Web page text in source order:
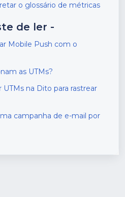
o glossário de métricas
de ler -
Mobile Push com o
as UTMs?
UTMs na Dito para rastrear
campanha de e-mail por